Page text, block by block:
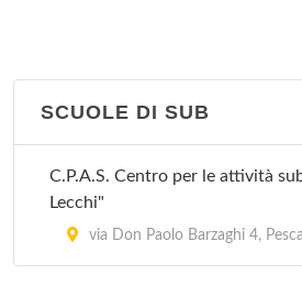
SCUOLE DI SUB
C.P.A.S. Centro per le attività
Lecchi"
via Don Paolo Barzaghi 4,